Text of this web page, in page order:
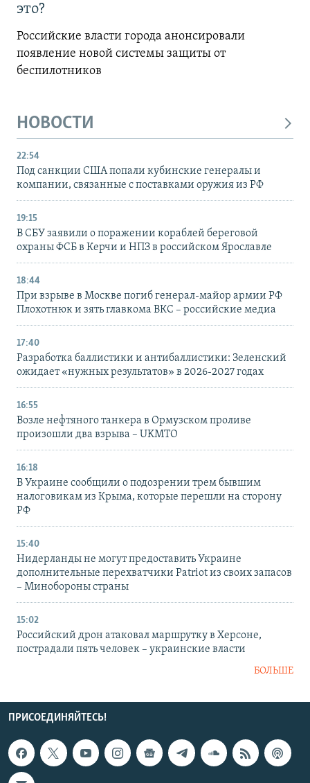
это?
Российские власти города анонсировали
появление новой системы защиты от
беспилотников
НОВОСТИ
22:54
Под санкции США попали кубинские генералы и
компании, связанные с поставками оружия из РФ
19:15
В СБУ заявили о поражении кораблей береговой
охраны ФСБ в Керчи и НПЗ в российском Ярославле
18:44
При взрыве в Москве погиб генерал-майор армии РФ
Плохотнюк и зять главкома ВКС – российские медиа
17:40
Разработка баллистики и антибаллистики: Зеленский
ожидает «нужных результатов» в 2026-2027 годах
16:55
Возле нефтяного танкера в Ормузском проливе
произошли два взрыва – UKMTO
16:18
В Украине сообщили о подозрении трем бывшим
налоговикам из Крыма, которые перешли на сторону
РФ
15:40
Нидерланды не могут предоставить Украине
дополнительные перехватчики Patriot из своих запасов
– Минобороны страны
15:02
Российский дрон атаковал маршрутку в Херсоне,
пострадали пять человек – украинские власти
БОЛЬШЕ
ПРИСОЕДИНЯЙТЕСЬ!